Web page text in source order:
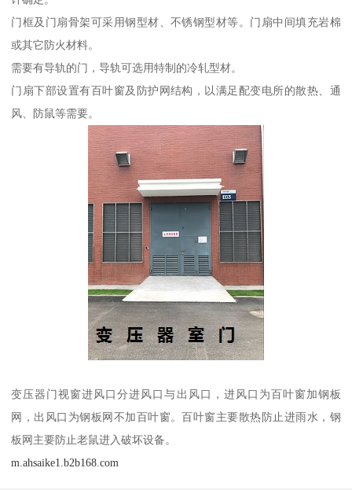
门框及门扇骨架可采用钢型材、不锈钢型材等。门扇中间填充岩棉
或其它防火材料。
需要有导轨的门，导轨可选用特制的冷轧型材。
门扇下部设置有百叶窗及防护网结构，以满足配变电所的散热、通
风、防鼠等需要。
变压器门视窗进风口分进风口与出风口，进风口为百叶窗加钢板
网，出风口为钢板网不加百叶窗。百叶窗主要散热防止进雨水，钢
板网主要防止老鼠进入破坏设备。
m.ahsaike1.b2b168.com